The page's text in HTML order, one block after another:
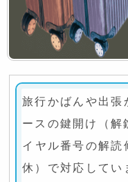
旅行かばんや出張
ースの鍵開け（
イヤル番号の解
休）で対応してい